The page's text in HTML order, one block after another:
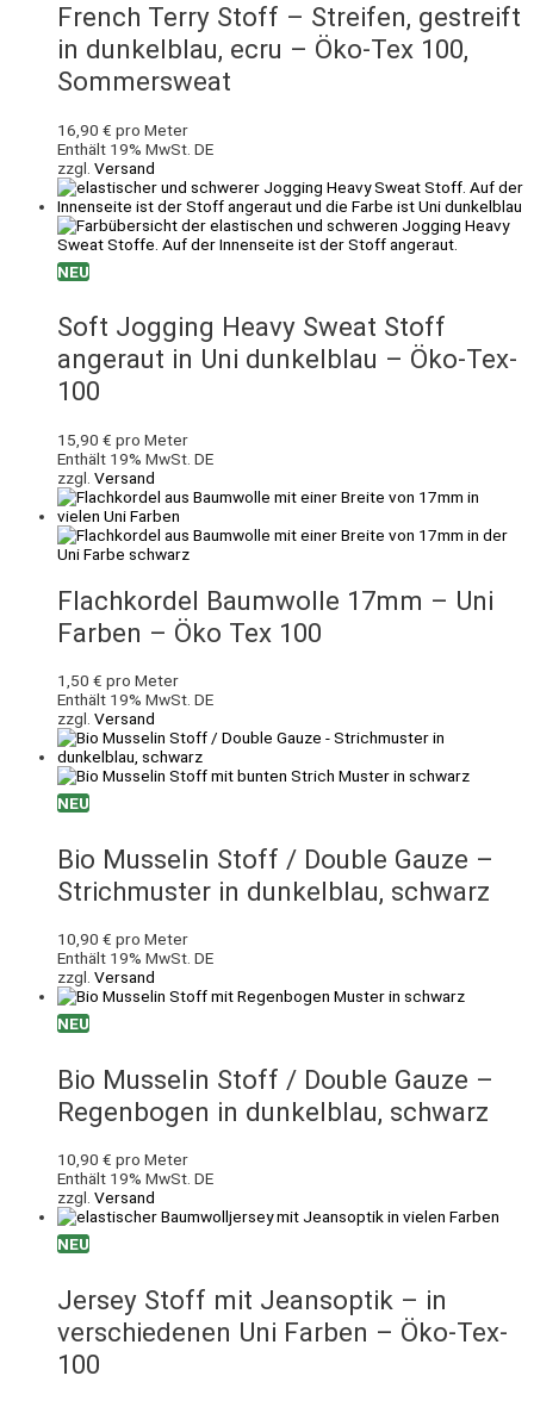
French Terry Stoff – Streifen, gestreift
in dunkelblau, ecru – Öko-Tex 100,
Sommersweat
16,90 € pro Meter
Enthält 19% MwSt. DE
zzgl. Versand
NEU
Soft Jogging Heavy Sweat Stoff
angeraut in Uni dunkelblau – Öko-Tex-
100
15,90 € pro Meter
Enthält 19% MwSt. DE
zzgl. Versand
Flachkordel Baumwolle 17mm – Uni
Farben – Öko Tex 100
1,50 € pro Meter
Enthält 19% MwSt. DE
zzgl. Versand
NEU
Bio Musselin Stoff / Double Gauze –
Strichmuster in dunkelblau, schwarz
10,90 € pro Meter
Enthält 19% MwSt. DE
zzgl. Versand
NEU
Bio Musselin Stoff / Double Gauze –
Regenbogen in dunkelblau, schwarz
10,90 € pro Meter
Enthält 19% MwSt. DE
zzgl. Versand
NEU
Jersey Stoff mit Jeansoptik – in
verschiedenen Uni Farben – Öko-Tex-
100